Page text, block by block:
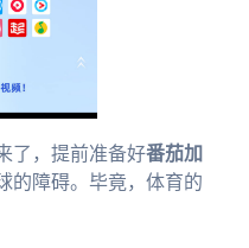
了，提前准备好番茄加
的障碍。毕竟，体育的